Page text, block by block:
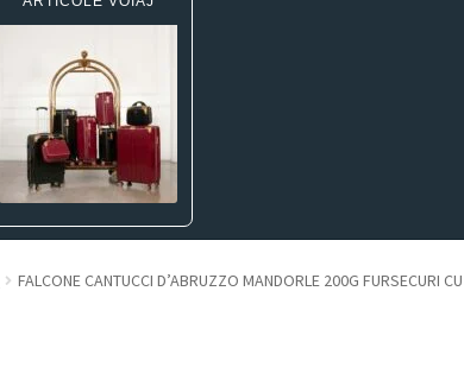
FALCONE CANTUCCI D’ABRUZZO MANDORLE 200G FURSECURI